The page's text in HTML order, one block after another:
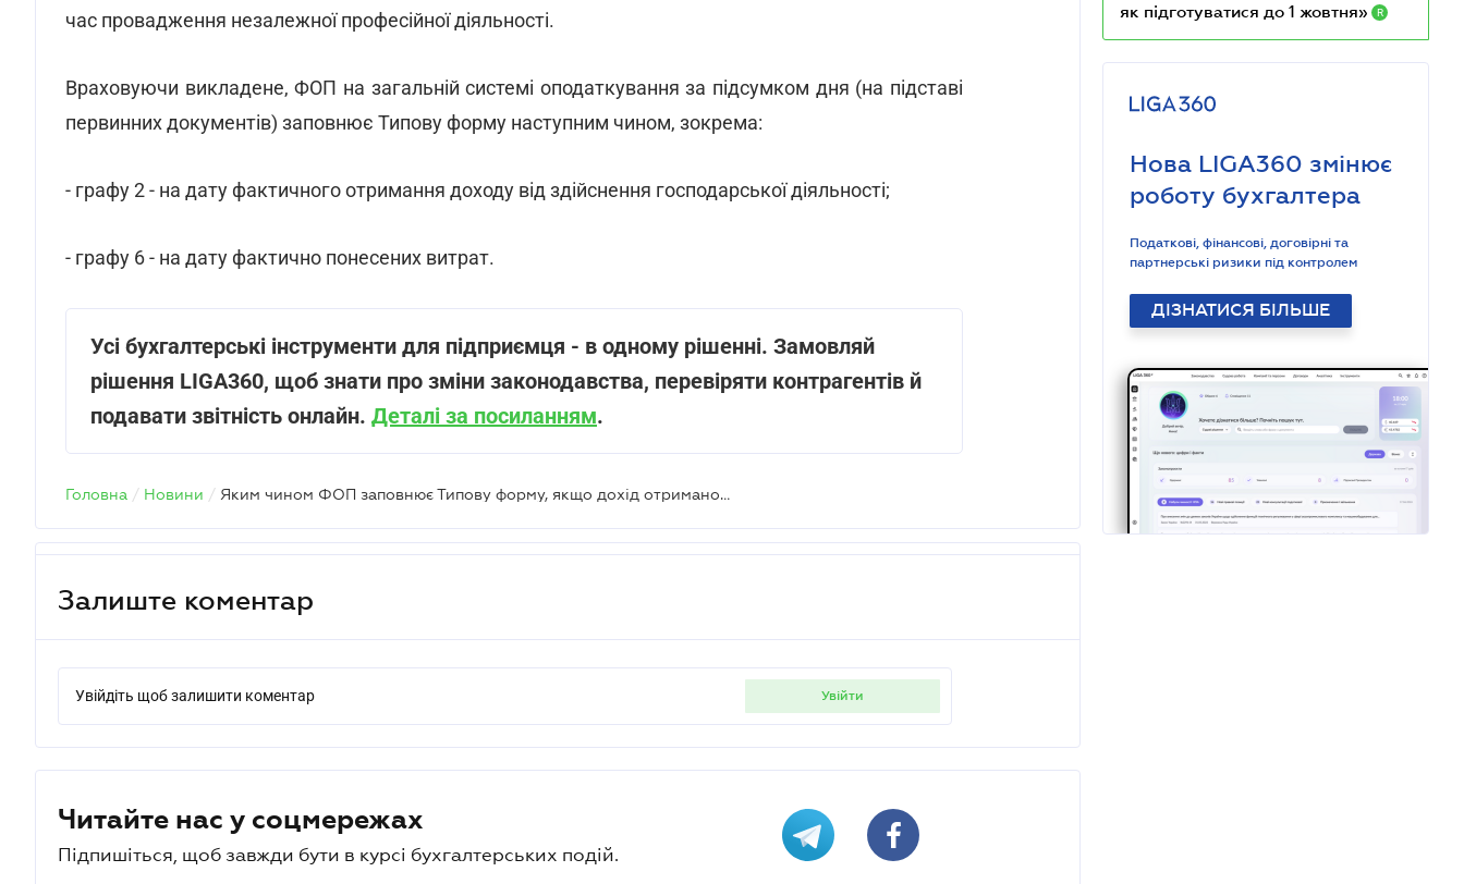
час провадження незалежної професійної діяльності.
Враховуючи викладене, ФОП на загальній системі оподаткування за підсумком дня (на підставі
первинних документів) заповнює Типову форму наступним чином, зокрема:
- графу 2 - на дату фактичного отримання доходу від здійснення господарської діяльності;
- графу 6 - на дату фактично понесених витрат.
Усі бухгалтерські інструменти для підприємця - в одному рішенні. Замовляй
рішення LIGA360, щоб знати про зміни законодавства, перевіряти контрагентів й
подавати звітність онлайн. Деталі за посиланням.
Головна / Новини / Яким чином ФОП заповнює Типову форму, якщо дохід отримано в одному місяці, а витрати понесені у наступному
Залиште коментар
Увійдіть щоб залишити коментар увійти
Читайте нас у соцмережах
Підпишіться, щоб завжди бути в курсі бухгалтерських подій.
як підготуватися до 1 жовтня»
R
Нова LIGA360 змінює
роботу бухгалтера
Податкові, фінансові, договірні та
партнерські ризики під контролем
ДІЗНАТИСЯ БІЛЬШЕ